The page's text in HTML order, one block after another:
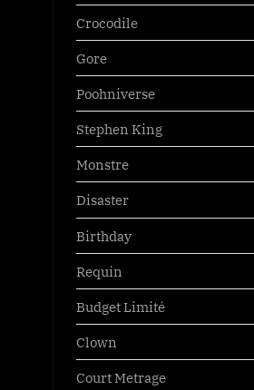
Crocodile
Gore
Poohniverse
Stephen King
Monstre
Disaster
Birthday
Requin
Budget Limité
Clown
Court Metrage